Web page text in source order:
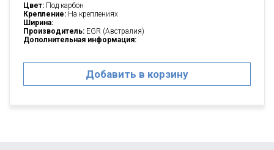
Цвет: Под карбон
Крепление: На креплениях
Ширина:
Производитель: EGR (Австралия)
Дополнительная информация:
Добавить в корзину